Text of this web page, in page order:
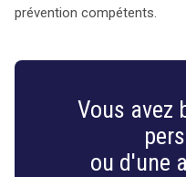
prévention compétents.
Vous avez
ou d'une